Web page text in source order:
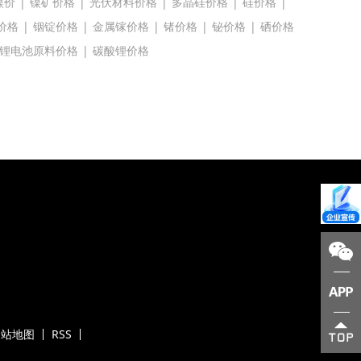
格 | 铟锭价格 | 金属镓价格 | 锗价格 | 铋价格 | 硒价格
锂电池原料价格 | 碳酸锂价格
地图 RSS